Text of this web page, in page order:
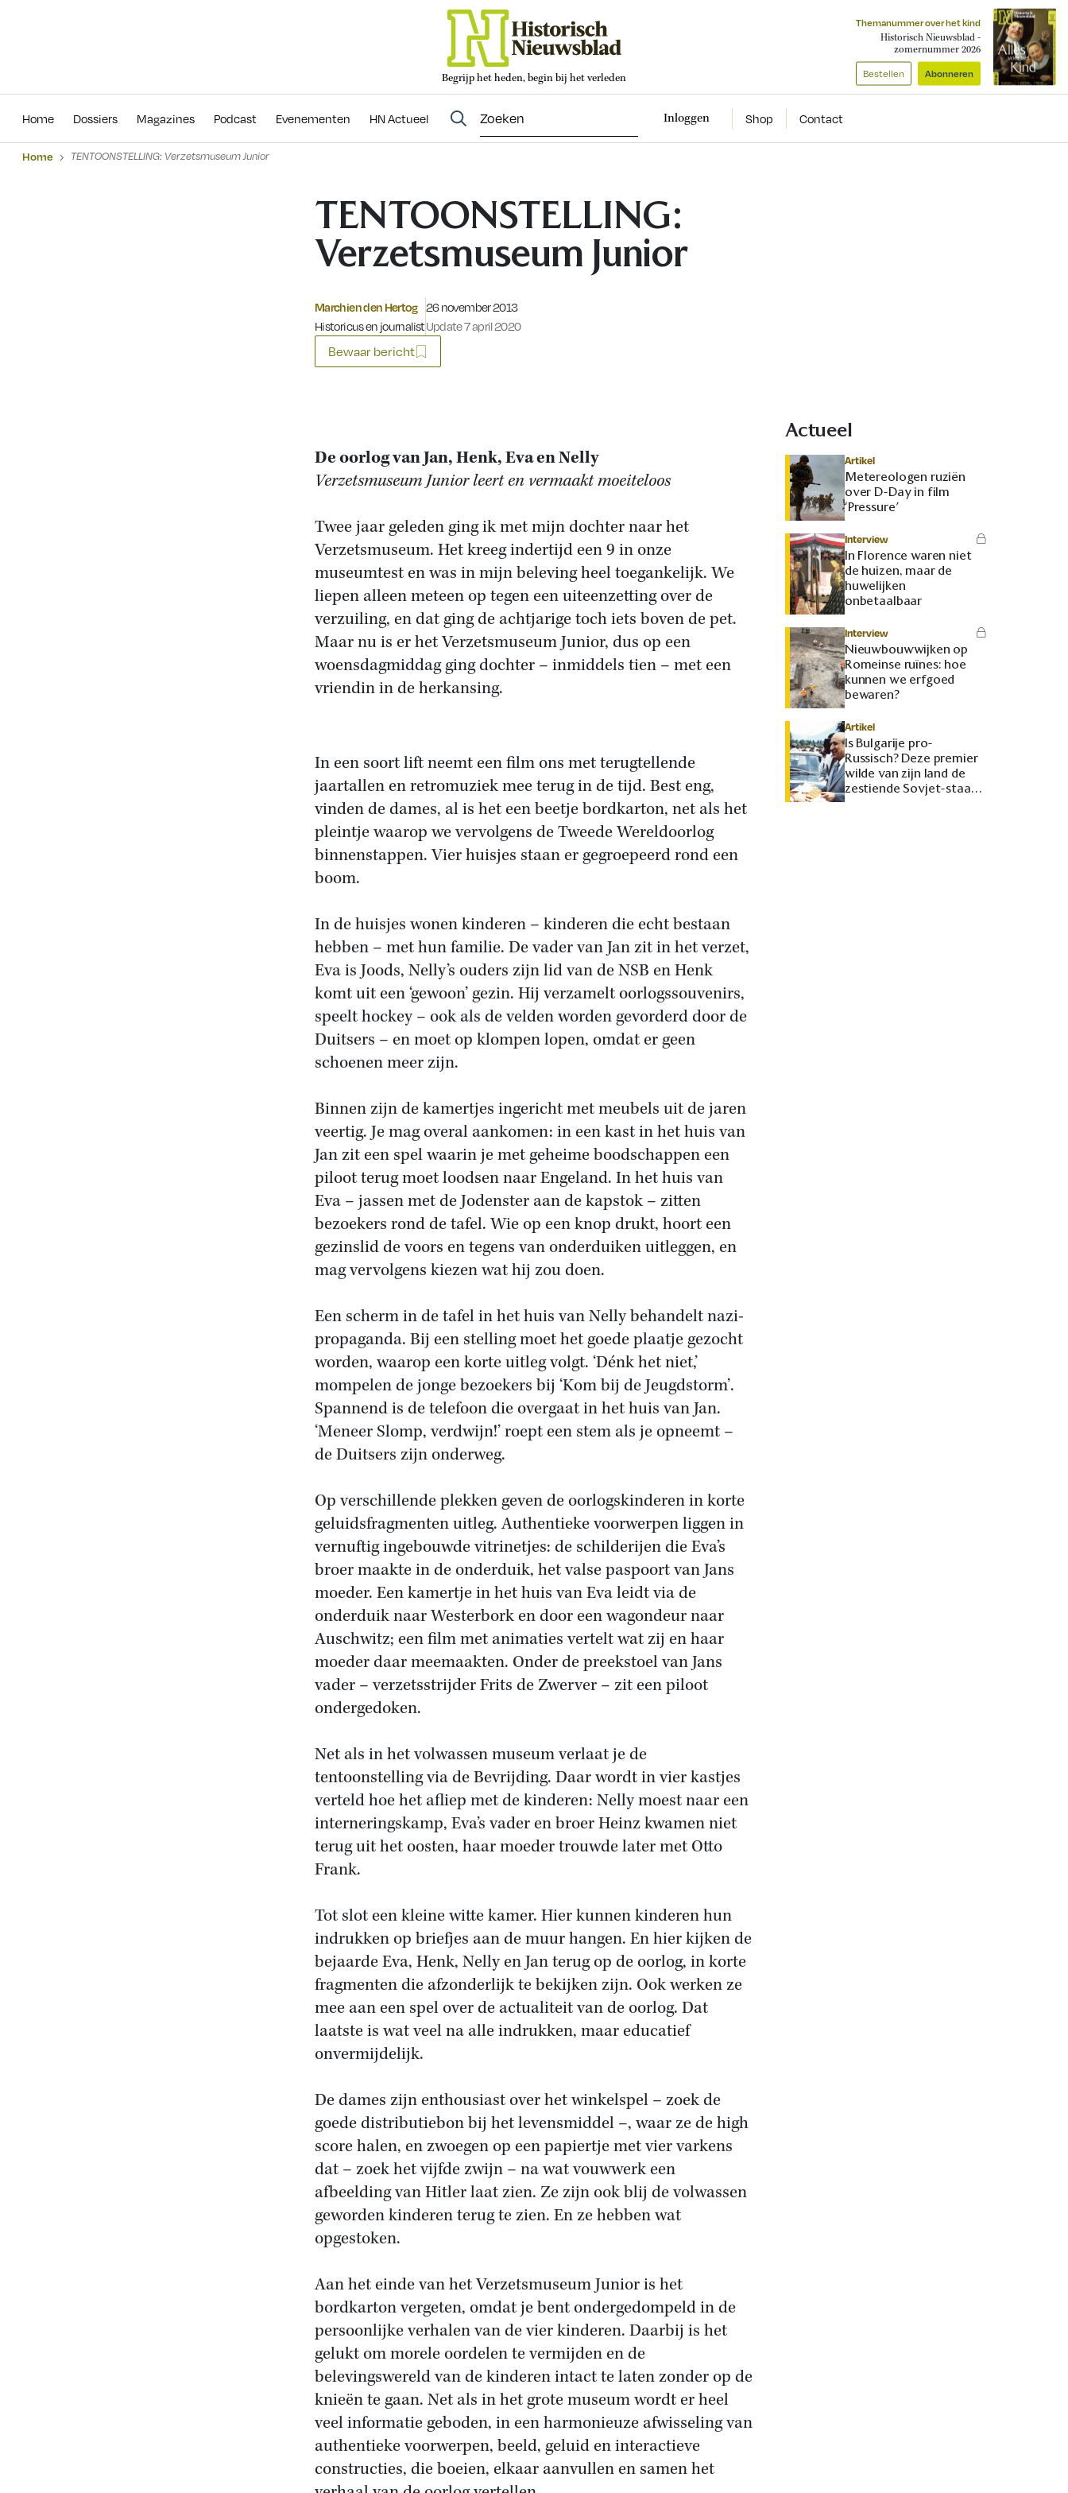
Begrijp het heden, begin bij het verleden
Themanummer over het kind
Historisch Nieuwsblad -
zomernummer 2026
Bestellen Abonneren
Home Dossiers Magazines Podcast Evenementen HN Actueel Inloggen Shop Contact
Evenementen
Home TENTOONSTELLING: Verzetsmuseum Junior
TENTOONSTELLING:
Verzetsmuseum Junior
Marchien den Hertog
Historicus en journalist
Gepubliceerd op:
26 november 2013
Update 7 april 2020
Bewaar bericht
De oorlog van Jan, Henk, Eva en Nelly
Verzetsmuseum Junior leert en vermaakt moeiteloos
Twee jaar geleden ging ik met mijn dochter naar het
Verzetsmuseum. Het kreeg indertijd een 9 in onze
museumtest en was in mijn beleving heel toegankelijk. We
liepen alleen meteen op tegen een uiteenzetting over de
verzuiling, en dat ging de achtjarige toch iets boven de pet.
Maar nu is er het Verzetsmuseum Junior, dus op een
woensdagmiddag ging dochter – inmiddels tien – met een
vriendin in de herkansing.
In een soort lift neemt een film ons met terugtellende
jaartallen en retromuziek mee terug in de tijd. Best eng,
vinden de dames, al is het een beetje bordkarton, net als het
pleintje waarop we vervolgens de Tweede Wereldoorlog
binnenstappen. Vier huisjes staan er gegroepeerd rond een
boom.
In de huisjes wonen kinderen – kinderen die echt bestaan
hebben – met hun familie. De vader van Jan zit in het verzet,
Eva is Joods, Nelly’s ouders zijn lid van de NSB en Henk
komt uit een ‘gewoon’ gezin. Hij verzamelt oorlogssouvenirs,
speelt hockey – ook als de velden worden gevorderd door de
Duitsers – en moet op klompen lopen, omdat er geen
schoenen meer zijn.
Binnen zijn de kamertjes ingericht met meubels uit de jaren
veertig. Je mag overal aankomen: in een kast in het huis van
Jan zit een spel waarin je met geheime boodschappen een
piloot terug moet loodsen naar Engeland. In het huis van
Eva – jassen met de Jodenster aan de kapstok – zitten
bezoekers rond de tafel. Wie op een knop drukt, hoort een
gezinslid de voors en tegens van onderduiken uitleggen, en
mag vervolgens kiezen wat hij zou doen.
Een scherm in de tafel in het huis van Nelly behandelt nazi-
propaganda. Bij een stelling moet het goede plaatje gezocht
worden, waarop een korte uitleg volgt. ‘Dénk het niet,’
mompelen de jonge bezoekers bij ‘Kom bij de Jeugdstorm’.
Spannend is de telefoon die overgaat in het huis van Jan.
‘Meneer Slomp, verdwijn!’ roept een stem als je opneemt –
de Duitsers zijn onderweg.
Op verschillende plekken geven de oorlogskinderen in korte
geluidsfragmenten uitleg. Authentieke voorwerpen liggen in
vernuftig ingebouwde vitrinetjes: de schilderijen die Eva’s
broer maakte in de onderduik, het valse paspoort van Jans
moeder. Een kamertje in het huis van Eva leidt via de
onderduik naar Westerbork en door een wagondeur naar
Auschwitz; een film met animaties vertelt wat zij en haar
moeder daar meemaakten. Onder de preekstoel van Jans
vader – verzetsstrijder Frits de Zwerver – zit een piloot
ondergedoken.
Net als in het volwassen museum verlaat je de
tentoonstelling via de Bevrijding. Daar wordt in vier kastjes
verteld hoe het afliep met de kinderen: Nelly moest naar een
interneringskamp, Eva’s vader en broer Heinz kwamen niet
terug uit het oosten, haar moeder trouwde later met Otto
Frank.
Tot slot een kleine witte kamer. Hier kunnen kinderen hun
indrukken op briefjes aan de muur hangen. En hier kijken de
bejaarde Eva, Henk, Nelly en Jan terug op de oorlog, in korte
fragmenten die afzonderlijk te bekijken zijn. Ook werken ze
mee aan een spel over de actualiteit van de oorlog. Dat
laatste is wat veel na alle indrukken, maar educatief
onvermijdelijk.
De dames zijn enthousiast over het winkelspel – zoek de
goede distributiebon bij het levensmiddel –, waar ze de high
score halen, en zwoegen op een papiertje met vier varkens
dat – zoek het vijfde zwijn – na wat vouwwerk een
afbeelding van Hitler laat zien. Ze zijn ook blij de volwassen
geworden kinderen terug te zien. En ze hebben wat
opgestoken.
Aan het einde van het Verzetsmuseum Junior is het
bordkarton vergeten, omdat je bent ondergedompeld in de
persoonlijke verhalen van de vier kinderen. Daarbij is het
gelukt om morele oordelen te vermijden en de
belevingswereld van de kinderen intact te laten zonder op de
knieën te gaan. Net als in het grote museum wordt er heel
veel informatie geboden, in een harmonieuze afwisseling van
authentieke voorwerpen, beeld, geluid en interactieve
constructies, die boeien, elkaar aanvullen en samen het
Actueel
Artikel
Metereologen ruziën
over D-Day in film
‘Pressure’
Interview
In Florence waren niet
de huizen, maar de
huwelijken
onbetaalbaar
Interview
Nieuwbouwwijken op
Romeinse ruïnes: hoe
kunnen we erfgoed
bewaren?
Artikel
Is Bulgarije pro-
Russisch? Deze premier
wilde van zijn land de
zestiende Sovjet-staat
maken